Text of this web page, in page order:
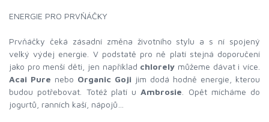
ENERGIE PRO PRVŇÁČKY
Prvňáčky čeká zásadní změna životního stylu a s ní spojený
velký výdej energie. V podstatě pro ně platí stejná doporučení
jako pro menší děti, jen například chlorely můžeme dávat i více.
Acai Pure nebo Organic Goji jim dodá hodně energie, kterou
budou potřebovat. Totéž platí uAmbrosie . Opět mícháme do
jogurtů, ranních kaší, nápojů…